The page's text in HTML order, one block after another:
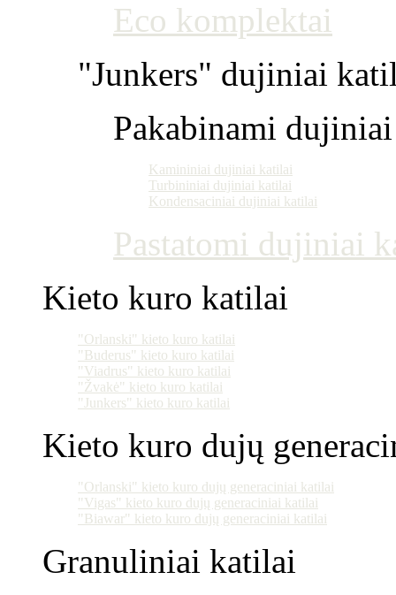
Eco komplektai
"Junkers" dujiniai
Pakabinami
Kamininiai dujiniai katilai
Turbininiai dujiniai katilai
Kondensaciniai dujiniai katilai
Pastatomi dujiniai
Kieto kuro katilai
"Orlanski" kieto kuro katilai
"Buderus" kieto kuro katilai
"Viadrus" kieto kuro katilai
"Žvakė" kieto kuro katilai
"Junkers" kieto kuro katilai
Kieto kuro dujų
"Orlanski" kieto kuro dujų generaciniai katilai
"Vigas" kieto kuro dujų generaciniai katilai
"Biawar" kieto kuro dujų generaciniai katilai
Granuliniai katilai